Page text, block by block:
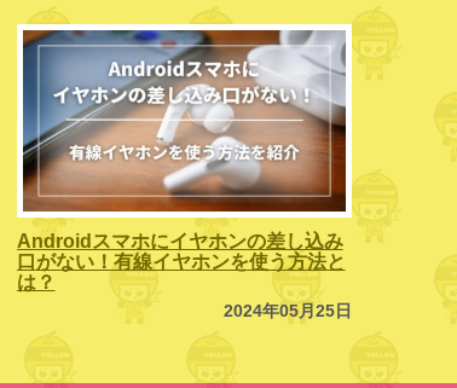
Androidスマホにイヤホンの差し込み
口がない！有線イヤホンを使う方法と
は？
2024年05月25日